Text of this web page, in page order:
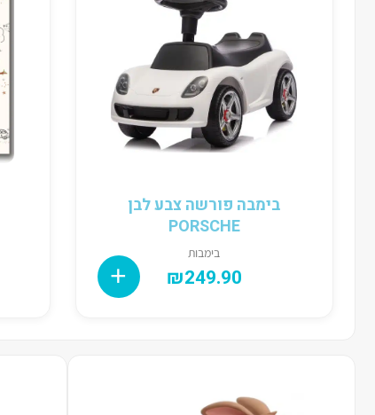
בימבה פורשה צבע לבן
PORSCHE
בימבות
₪249.90